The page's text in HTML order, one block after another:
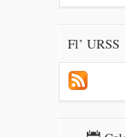
Fl’ URSS